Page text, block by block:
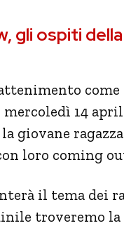
gli ospiti
come
14
la giovane
loro coming
il tema dei
troveremo la